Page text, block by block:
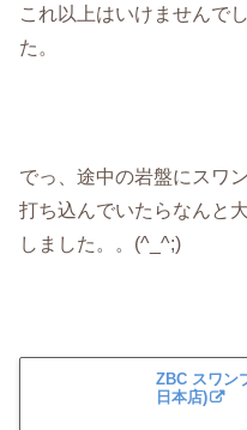
これ以上はいけませんで
た。
でっ、途中の岩盤にスワ
打ち込んでいたらなんと
しました。。(^_^;)
ZBC スワン
日本店)